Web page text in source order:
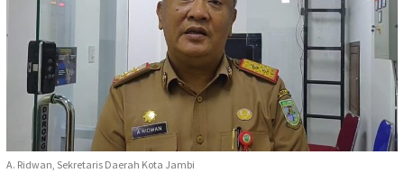
A. Ridwan, Sekretaris Daerah Kota Jambi